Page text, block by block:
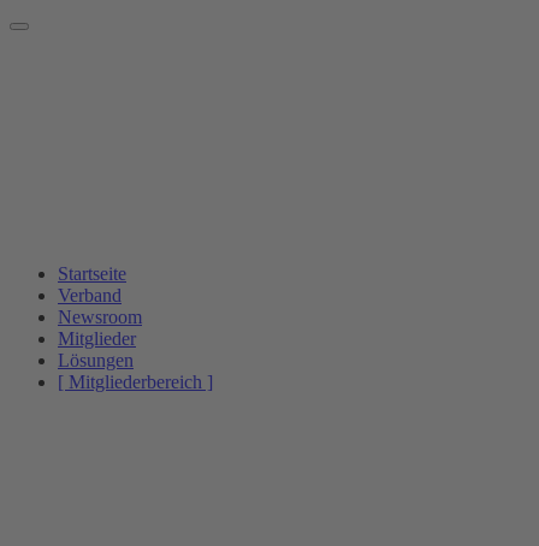
Startseite
Verband
Newsroom
Mitglieder
Lösungen
[ Mitgliederbereich ]